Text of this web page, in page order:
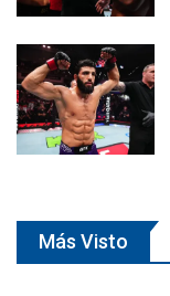
Más Visto